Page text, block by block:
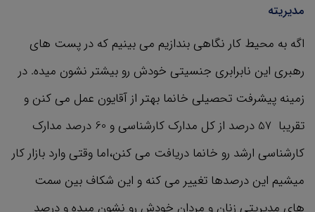
مدیریته
اگه به محیط کار نگاهی بندازیم می بینیم که در پست های
رهبری این نابرابری جنسیتی خودش رو بیشتر نشون میده. در
زمینه پیشرفت تحصیلی خانما بهتر از آقایون عمل می کنن و
تقریبا 57 درصد از کل مدارک کارشناسی و 60 درصد مدارک
کارشناسی ارشد رو خانما دریافت می کنن،اما وقتی وارد بازار کار
میشیم این درصدها تغییر می کنه و این شکاف بین سمت
های مدیریتی زنان و مردان خودش رو نشون میده و درصد